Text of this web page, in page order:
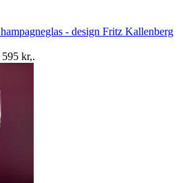
- design Fritz Kallenberg
595 kr,.